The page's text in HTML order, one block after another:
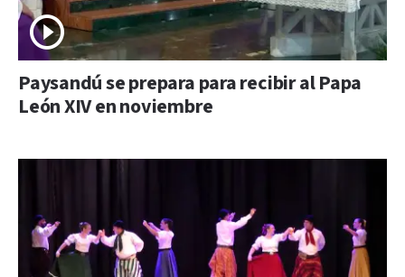
Paysandú se prepara para recibir al Papa
León XIV en noviembre